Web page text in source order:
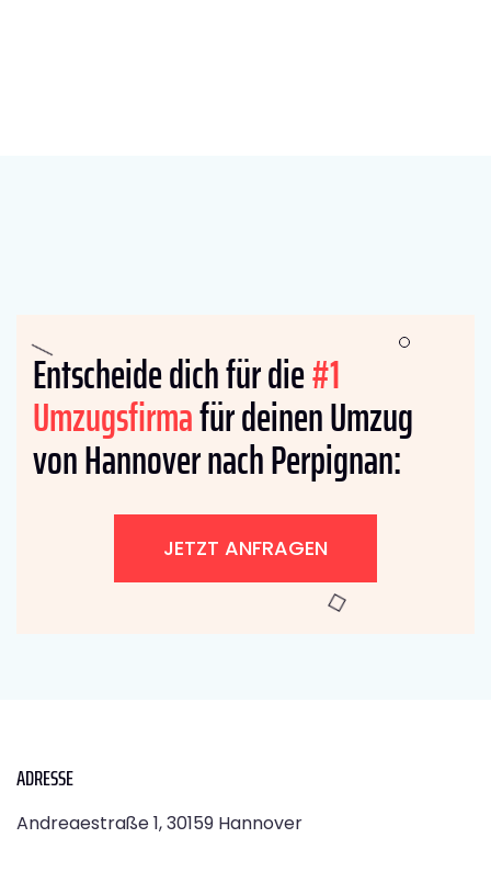
Entscheide dich für die#1
Umzugsfirmafür deinen Umzug
von Hannover nach Perpignan:
JETZT ANFRAGEN
ADRESSE
Andreaestraße 1, 30159 Hannover